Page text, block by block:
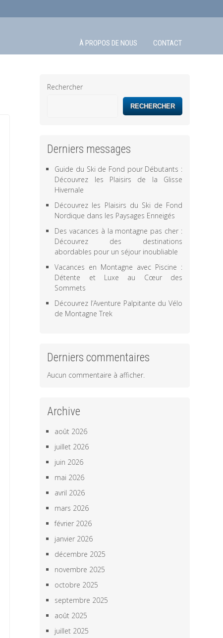
À PROPOS DE NOUS CONTACT
Rechercher
RECHERCHER
Derniers messages
Guide du Ski de Fond pour Débutants :
Découvrez les Plaisirs de la Glisse
Hivernale
Découvrez les Plaisirs du Ski de Fond
Nordique dans les Paysages Enneigés
Des vacances à la montagne pas cher :
Découvrez des destinations
abordables pour un séjour inoubliable
Vacances en Montagne avec Piscine :
Détente et Luxe au Cœur des
Sommets
Découvrez l’Aventure Palpitante du Vélo
de Montagne Trek
Derniers commentaires
Aucun commentaire à afficher.
Archive
août 2026
juillet 2026
juin 2026
mai 2026
avril 2026
mars 2026
février 2026
janvier 2026
décembre 2025
novembre 2025
octobre 2025
septembre 2025
août 2025
juillet 2025